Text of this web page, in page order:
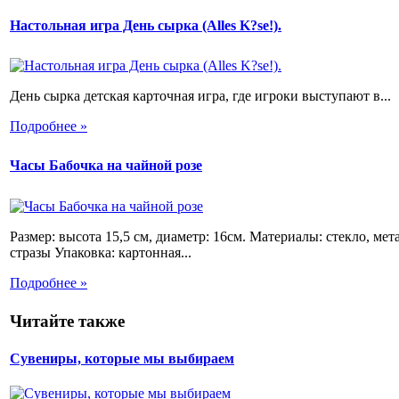
Настольная игра День сырка (Alles K?se!).
День сырка детская карточная игра, где игроки выступают в...
Подробнее »
Часы Бабочка на чайной розе
Размер: высота 15,5 см, диаметр: 16см. Материалы: стекло,
стразы Упаковка: картонная...
Подробнее »
Читайте также
Сувениры, которые мы выбираем